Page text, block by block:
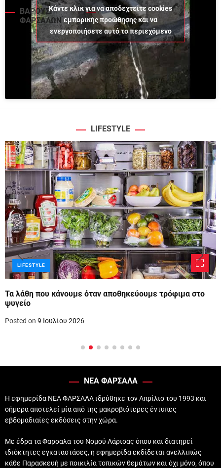
ΒΑΡΟΥΣΙ
ΦΑΡΣΑΛΩΝ
Κάντε κλικ για να αποδεχτείτε cookies
εμπορικής προώθησης και να
ενεργοποιήσετε αυτό το περιεχόμενο
LIFESTYLE
LIFESTYLE
Τα λάθη που κάνουμε όταν αποθηκεύουμε τρόφιμα στο
ψυγείο
Posted on 9 Ιουλίου 2026
ΝΕΑ ΦΑΡΣΑΛΑ
Η εφημερίδα ΝΕΑ ΦΑΡΣΑΛΑ ιδρύθηκε τον Απρίλιο του 1993 και
σήμερα αποτελεί μία από της μακροβιότερες έντυπες
εβδομαδιαίες εκδόσεις στην χώρα.
Με έδρα τα Φαρσαλα του Νομού Λάρισας όπου και διατηρεί
ιδιόκτητες εγκαταστάσες, η εφημερίδα εκδίδεται ανελλιπώς
κάθε Παρασκευή με ποικιλία τοπικών θεμάτων και όχι μόνο, όπου